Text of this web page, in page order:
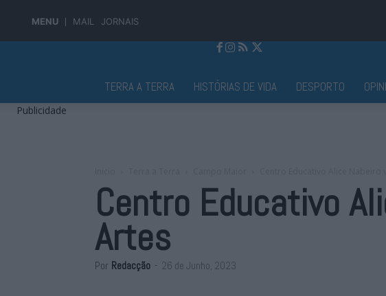
MENU MAIL JORNAIS
TERRA A TERRA HISTÓRIAS DE VIDA DESPORTO
Publicidade
Centro Educativo
Artes
Por Redacção - 26 de Junho, 2023